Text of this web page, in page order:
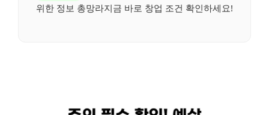
위한 정보 총망라지금 바로 창업 조건 확인하세요!